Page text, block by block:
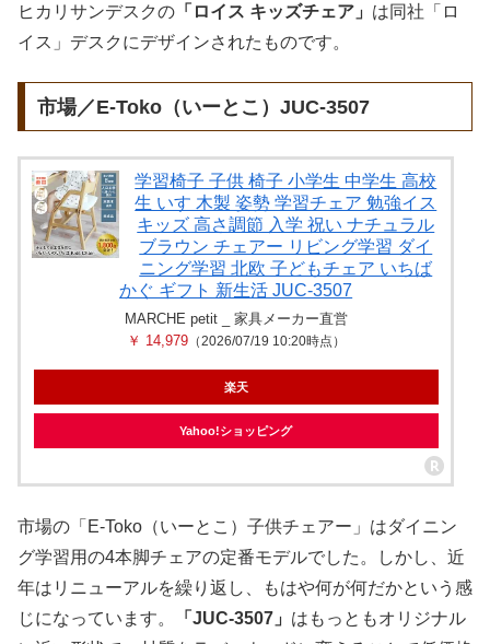
ヒカリサンデスクの 「ロイス キッズチェア」 は同社「ロ
イス」デスクにデザインされたものです。
市場／E-Toko（いーとこ）JUC-3507
学習椅子 子供 椅子 小学生 中学生 高校
生 いす 木製 姿勢 学習チェア 勉強イス
キッズ 高さ調節 入学 祝い ナチュラル
ブラウン チェアー リビング学習 ダイ
ニング学習 北欧 子どもチェア いちば
かぐ ギフト 新生活 JUC-3507
MARCHE petit _ 家具メーカー直営
￥ 14,979（2026/07/19 10:20時点）
楽天
Yahoo!ショッピング
市場の「E-Toko（いーとこ）子供チェアー」はダイニン
グ学習用の4本脚チェアの定番モデルでした。しかし、近
年はリニューアルを繰り返し、もはや何が何だかという感
じになっています。
「JUC-3507」 はもっともオリジナル